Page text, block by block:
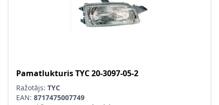
PamatlukturisTYC20-3097-05-2
Ražotājs: TYC
EAN: 8717475007749